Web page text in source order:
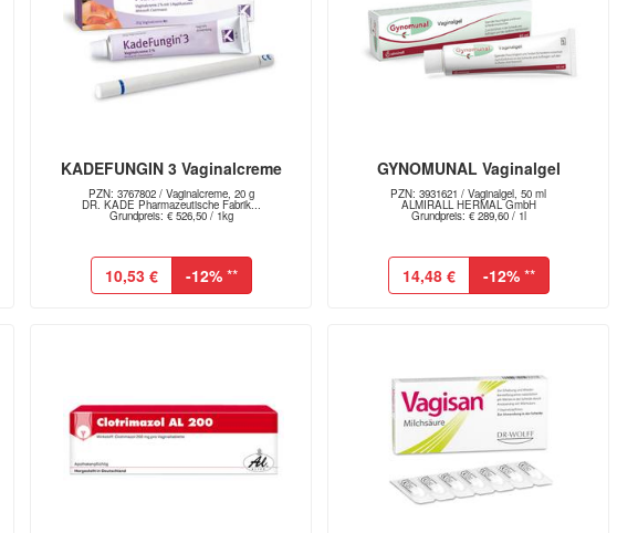
KADEFUNGIN 3 Vaginalcreme
PZN: 3767802 / Vaginalcreme, 20 g
DR. KADE Pharmazeutische Fabrik...
Grundpreis: € 526,50 / 1kg
10,53 € -12%**
GYNOMUNAL Vaginalgel
PZN: 3931621 / Vaginalgel, 50 ml
ALMIRALL HERMAL GmbH
Grundpreis: € 289,60 / 1l
14,48 € -12%**